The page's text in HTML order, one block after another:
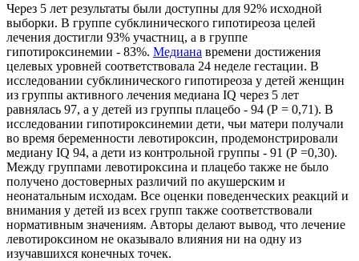
Через 5 лет результаты были доступны для 92% исходной
выборки. В группе субклинического гипотиреоза целей
лечения достигли 93% участниц, а в группе
гипотироксинемии - 83%. Медиана времени достижения
целевых уровней соответствовала 24 неделе гестации. В
исследовании субклинического гипотиреоза у детей женщин
из группы активного лечения медиана IQ через 5 лет
равнялась 97, а у детей из группы плацебо - 94 (P = 0,71). В
исследовании гипотироксинемии дети, чьи матери получали
во время беременности левотироксин, продемонстрировали
медиану IQ 94, а дети из контрольной группы - 91 (P =0,30).
Между группами левотироксина и плацебо также не было
получено достоверных различий по акушерским и
неонатальным исходам. Все оценки поведенческих реакций и
внимания у детей из всех групп также соответствовали
нормативным значениям. Авторы делают вывод, что лечение
левотироксином не оказывало влияния ни на одну из
изучавшихся конечных точек.